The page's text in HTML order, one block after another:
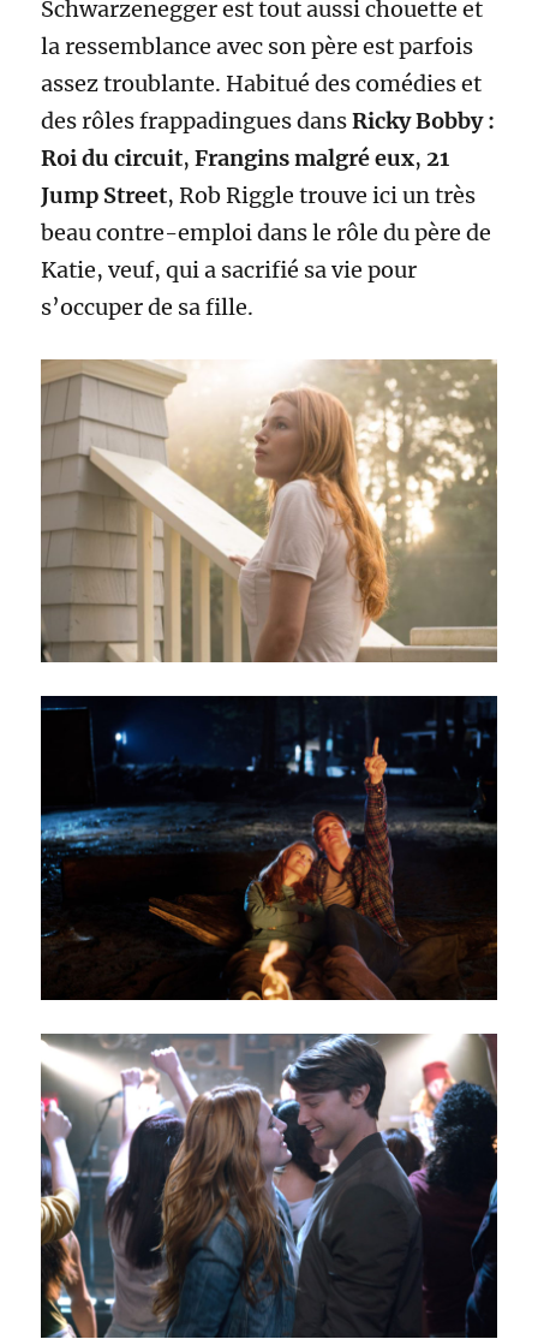
Schwarzenegger est tout aussi chouette et
la ressemblance avec son père est parfois
assez troublante. Habitué des comédies et
des rôles frappadingues dansRicky Bobby :
Roi du circuit,Frangins malgré eux, 21
Jump Street, Rob Riggle trouve ici un très
beau contre-emploi dans le rôle du père de
Katie, veuf, qui a sacrifié sa vie pour
s’occuper de sa fille.